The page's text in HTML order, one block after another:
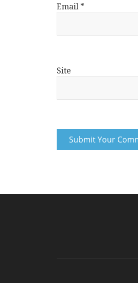
Email *
Site